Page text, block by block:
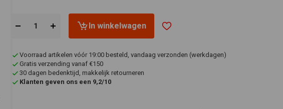
In winkelwagen
Voorraad artikelen vóór 19:00 besteld, vandaag verzonden (werkdagen)
Gratis verzending vanaf €150
30 dagen bedenktijd, makkelijk retourneren
Klanten geven ons een 9,2/10